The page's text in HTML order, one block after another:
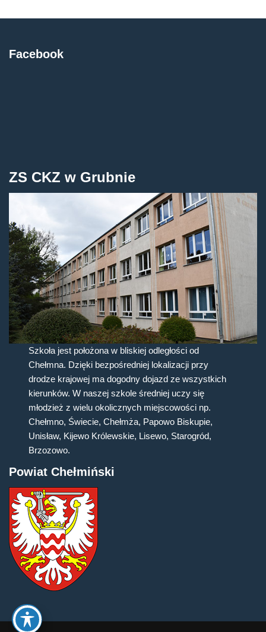
Facebook
ZS CKZ w Grubnie
Szkoła jest położona w bliskiej odległości od
Chełmna. Dzięki bezpośredniej lokalizacji przy
drodze krajowej ma dogodny dojazd ze wszystkich
kierunków. W naszej szkole średniej uczy się
młodzież z wielu okolicznych miejscowości np.
Chełmno, Świecie, Chełmża, Papowo Biskupie,
Unisław, Kijewo Królewskie, Lisewo, Starogród,
Brzozowo.
Powiat Chełmiński